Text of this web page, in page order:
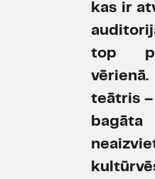
kas ir
top
vērienā.
teātris